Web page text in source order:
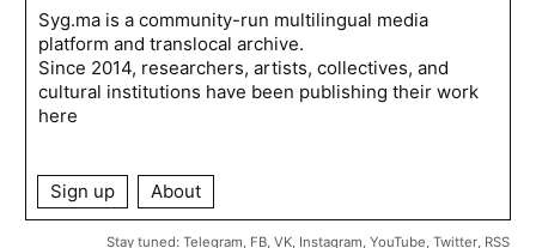
Syg.ma is a community-run multilingual media
platform and translocal archive.
Since 2014, researchers, artists, collectives, and
cultural institutions have been publishing their work
here
Sign up About
Stay tuned: Telegram FB, VK, Instagram YouTube Twitter, RSS